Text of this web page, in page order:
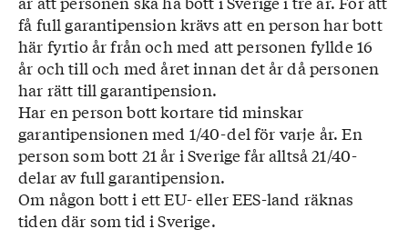
få full garantipension krävs att en person har bott
här fyrtio år från och med att personen fyllde 16
år och till och med året innan det år då personen
har rätt till garantipension.
Har en person bott kortare tid minskar
garantipensionen med 1/40-del för varje år. En
person som bott 21 år i Sverige får alltså 21/40-
delar av full garantipension.
Om någon bott i ett EU- eller EES-land räknas
tiden där som tid i Sverige.